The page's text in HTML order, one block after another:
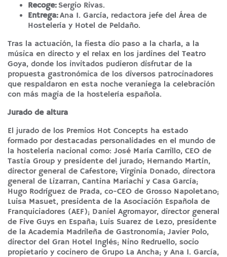
Recoge: Sergio Rivas.
Entrega:Ana I. García, redactora jefe del Área de
Hostelería y Hotel de Peldaño.
Tras la actuación, la fiesta dio paso a la charla, a la
música en directo y el relax en los jardines del Teatro
Goya, donde los invitados pudieron disfrutar de la
propuesta gastronómica de los diversos patrocinadores
que respaldaron en esta noche veraniega la celebración
con más magia de la hostelería española.
Jurado de altura
El jurado de los Premios Hot Concepts ha estado
formado por destacadas personalidades en el mundo de
la hostelería nacional como: José María Carrillo, CEO de
Tastia Group y presidente del jurado; Hernando Martín,
director general de Cafestore; Virginia Donado, directora
general de Lizarran, Cantina Mariachi y Casa García;
Hugo Rodríguez de Prada, co-CEO de Grosso Napoletano;
Luisa Masuet, presidenta de la Asociación Española de
Franquiciadores (AEF); Daniel Agromayor, director general
de Five Guys en España; Luis Suarez de Lezo, presidente
de la Academia Madrileña de Gastronomía; Javier Polo,
director del Gran Hotel Inglés; Nino Redruello, socio
propietario y cocinero de Grupo La Ancha; y Ana I. García,